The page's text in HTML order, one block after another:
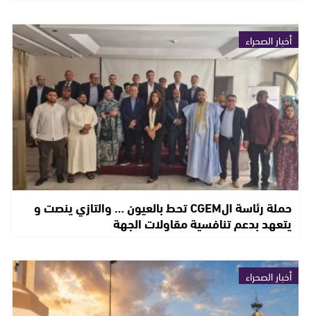
أخبار الصحراء
حملة رئاسة الCGEM تحط بالعيون … والتازي ينصت و
يتعهد بدعم تنافسية مقاولات الجهة
أخبار الصحراء